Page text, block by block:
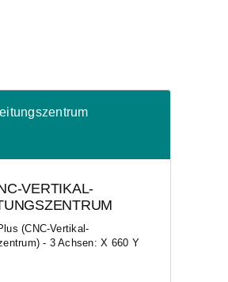
VERTIKAL-
(CNC-Vertikal-
- 3 Achsen: X 660 Y